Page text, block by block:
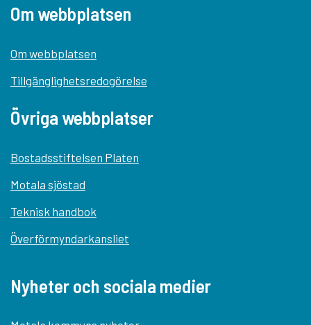
Om webbplatsen
Om webbplatsen
Tillgänglighetsredogörelse
Övriga webbplatser
Bostadsstiftelsen Platen
Motala sjöstad
Teknisk handbok
Överförmyndarkansliet
Nyheter och sociala medier